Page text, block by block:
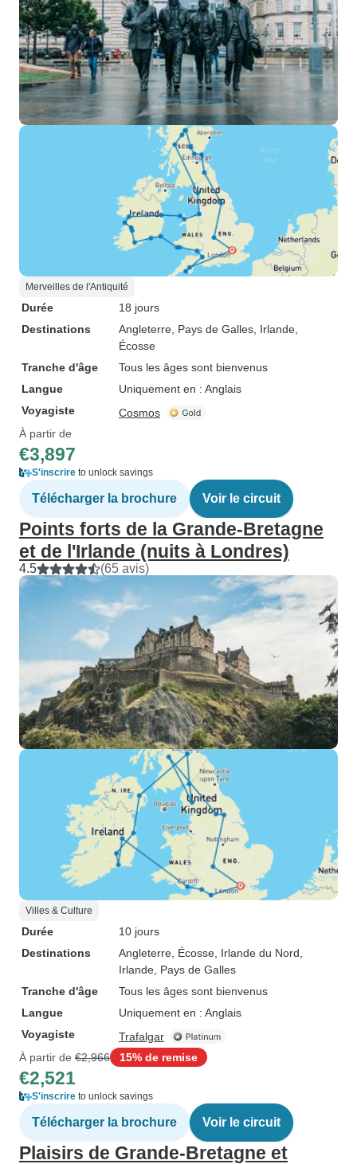
Merveilles de l'Antiquité
Durée
18 jours
Destinations
Angleterre , Pays de Galles , Irlande
Écosse
Tranche d'âge
Tous les âges sont bienvenus
Langue
Uniquement en : Anglais
Voyagiste
Cosmos
À partir de
€3,897
S'inscrire to unlock savings
Télécharger la brochure Voir le circuit
Points forts de la Grande-Bretagne
et de l'Irlande (nuits à Londres)
4.5 (65 avis)
Villes & Culture
Durée
10 jours
Destinations
Angleterre , Écosse , Irlande du Nord
Irlande , Pays de Galles
Tranche d'âge
Tous les âges sont bienvenus
Langue
Uniquement en : Anglais
Voyagiste
Trafalgar
À partir de €2,966 15% de remise
€2,521
S'inscrire to unlock savings
Télécharger la brochure Voir le circuit
Plaisirs de Grande-Bretagne et